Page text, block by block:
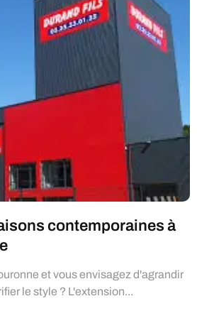
contemporaines à
et vous envisagez d'agrandir
le style ? L'extension...